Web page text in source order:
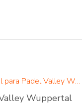
Padelcreations constrói campos de padel para Padel Valley Wuppertal - abertura a 01 de setembro de 2024
Wuppertal